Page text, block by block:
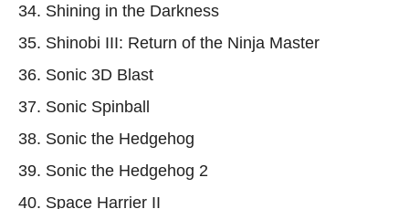
34. Shining in the Darkness
35. Shinobi III: Return of the Ninja Master
36. Sonic 3D Blast
37. Sonic Spinball
38. Sonic the Hedgehog
39. Sonic the Hedgehog 2
40. Space Harrier II